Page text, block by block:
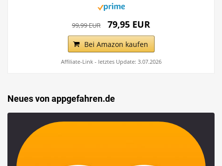
99,99 EUR 79,95 EUR
Bei Amazon kaufen
Affiliate-Link - letztes Update: 3.07.2026
Neues von appgefahren.de